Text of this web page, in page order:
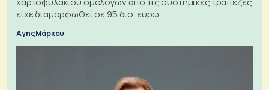
είχε διαμορφωθεί σε 95 δισ. ευρώ
Αγης Μάρκου